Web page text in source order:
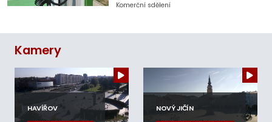
Komerční sdělení
Kamery
HAVÍŘOV NOVÝ JIČÍN